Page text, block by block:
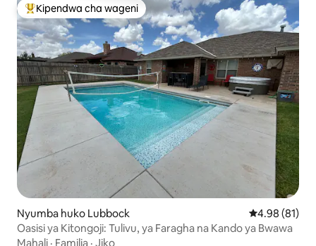
Kipendwa maarufu cha wageni
Kipendwa cha wageni
Nyumba huko Lubbock Ukadiriaji wa
4.98 (81)
Oasisi ya Kitongoji: Tulivu, ya Faragha na Kando ya Bwawa
Mahali · Familia · Jiko